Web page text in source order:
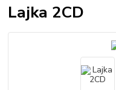
Lajka 2CD